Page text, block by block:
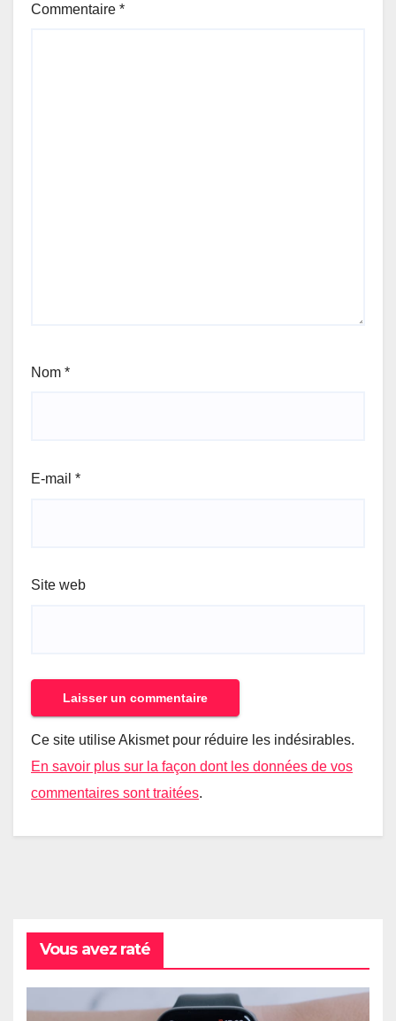
Commentaire *
Nom *
E-mail *
Site web
Ce site utilise Akismet pour réduire les indésirables.
En savoir plus sur la façon dont les données de vos
commentaires sont traitées.
Vous avez raté